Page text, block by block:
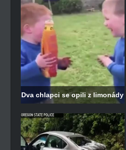
Dva chlapci se opili z limonády